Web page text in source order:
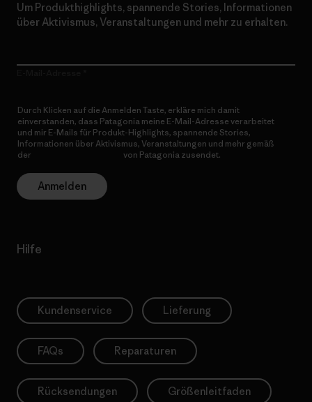
Um Produkthighlights, spannende Stories, Informationen
über Aktivismus, Veranstaltungen und mehr zu erhalten.
Durch Klicken auf die Anmelden Taste, erkläre mich damit
einverstanden, dass Patagonia meine E-Mail-Adresse verarbeitet
und mir E-Mails für Produkt-Highlights, spannende Stories,
Informationen über Aktivismus, Veranstaltungen und mehr gemäß
der
von Patagonia zusendet.
Anmelden
Hilfe
Kundenservice Lieferung
FAQs Reparaturen
Rücksendungen Größenleitfaden